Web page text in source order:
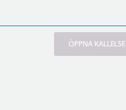
ÖPPNA KALLELSE